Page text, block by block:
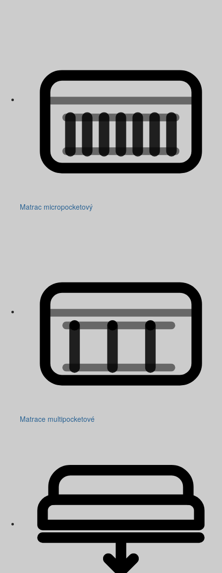
Matrac micropocketový
Matrace multipocketové